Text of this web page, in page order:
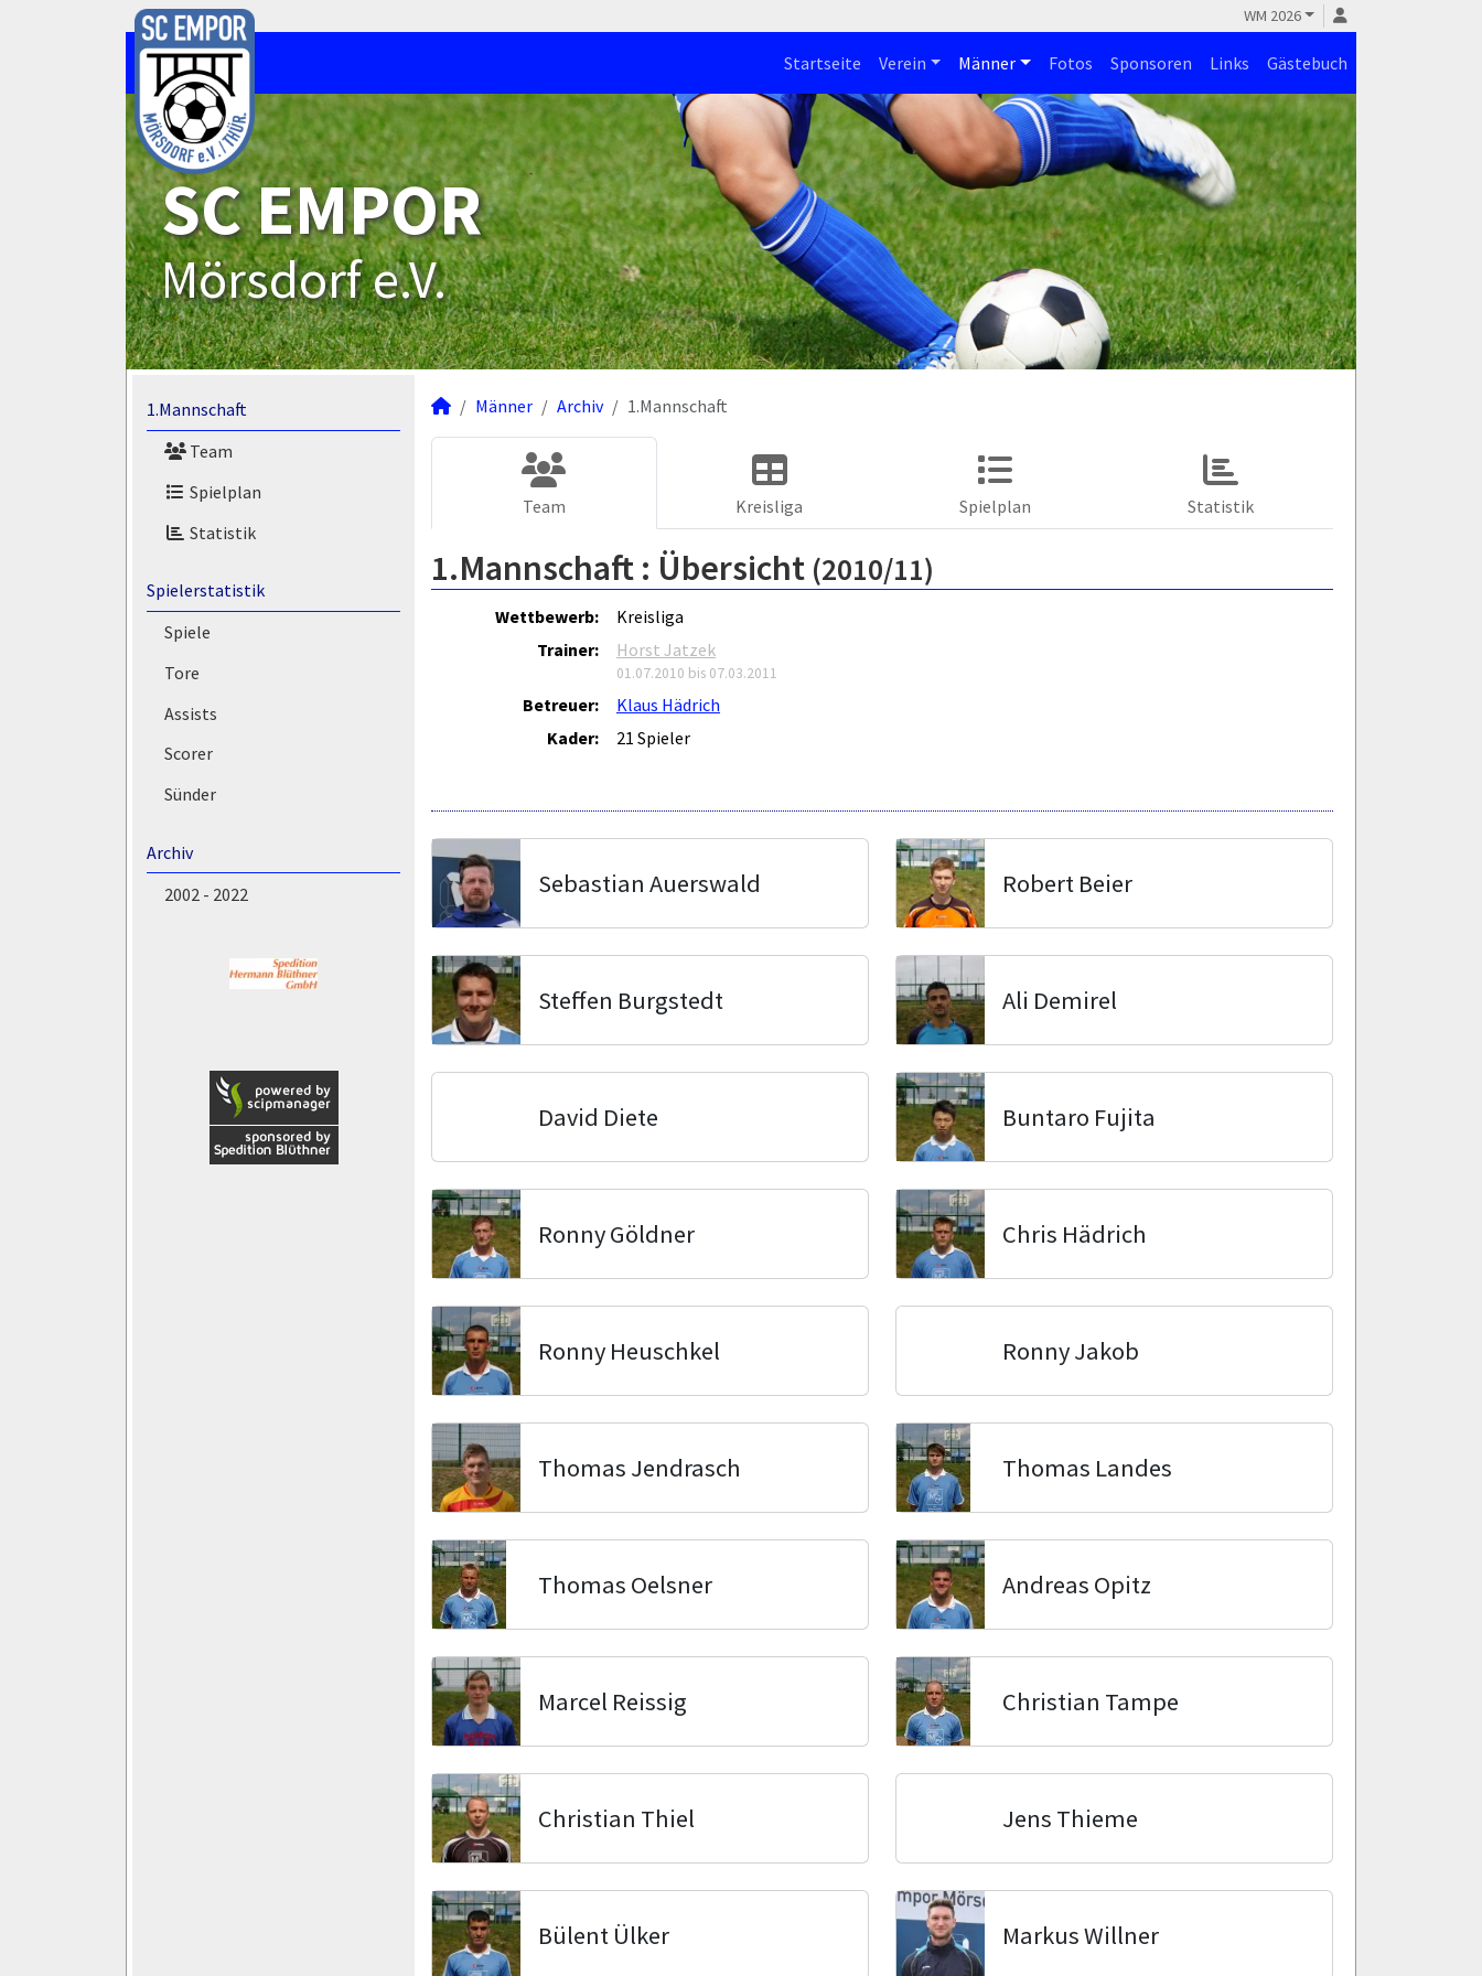
WM 2026
Startseite Verein Männer Fotos Sponsoren Links Gästebuch
SC EMPOR
Mörsdorf e.V.
1.Mannschaft
Team
Spielplan
Statistik
Spielerstatistik
Spiele
Tore
Assists
Scorer
Sünder
Archiv
2002 - 2022
Männer Archiv 1.Mannschaft
Team Kreisliga Spielplan Statistik
1.Mannschaft : Übersicht (2010/11)
Wettbewerb:
Kreisliga
Trainer:
Horst Jatzek
01.07.2010 bis 07.03.2011
Betreuer:
Klaus Hädrich
Kader:
21 Spieler
Sebastian Auerswald Robert Beier
Steffen Burgstedt Ali Demirel
David Diete Buntaro Fujita
Ronny Göldner Chris Hädrich
Ronny Heuschkel Ronny Jakob
Thomas Jendrasch Thomas Landes
Thomas Oelsner Andreas Opitz
Marcel Reissig Christian Tampe
Christian Thiel Jens Thieme
Bülent Ülker Markus Willner